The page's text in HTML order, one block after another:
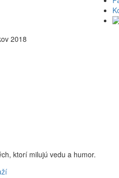
ktorí milujú vedu a humor.